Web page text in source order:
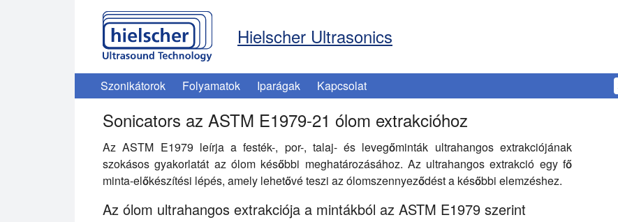
Hielscher Ultrasonics
Szonikátorok Folyamatok Iparágak Kapcsolat
Sonicators az ASTM E1979-21 ólom extrakcióhoz
Az ASTM E1979 leírja a festék-, por-, talaj- és levegőminták ultrahangos extrakciójának
szokásos gyakorlatát az ólom későbbi meghatározásához. Az ultrahangos extrakció egy fő
minta-előkészítési lépés, amely lehetővé teszi az ólomszennyeződést a későbbi elemzéshez.
Az ólom ultrahangos extrakciója a mintákból az ASTM E1979 szerint